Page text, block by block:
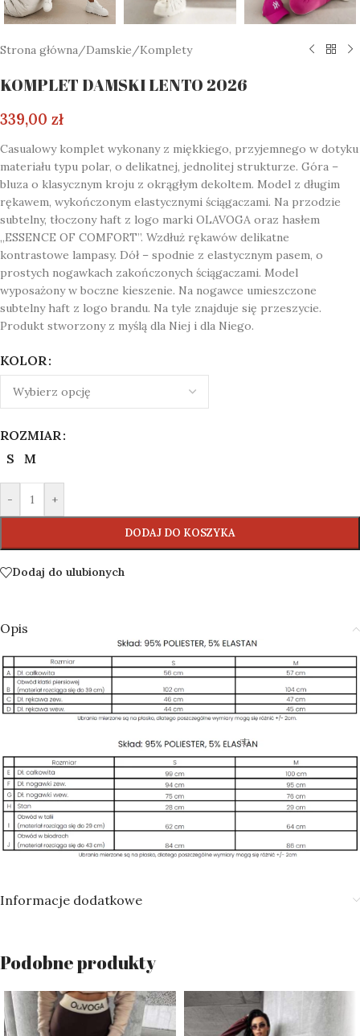
Strona główna/Damskie/Komplety
KOMPLET DAMSKI LENTO 2026
339,00 zł
Casualowy komplet wykonany z miękkiego, przyjemnego w dotyku
materiału typu polar, o delikatnej, jednolitej strukturze. Góra –
bluza o klasycznym kroju z okrągłym dekoltem. Model z długim
rękawem, wykończonym elastycznymi ściągaczami. Na przodzie
subtelny, tłoczony haft z logo marki OLAVOGA oraz hasłem
,,ESSENCE OF COMFORT”. Wzdłuż rękawów delikatne
kontrastowe lampasy. Dół – spodnie z elastycznym pasem, o
prostych nogawkach zakończonych ściągaczami. Model
wyposażony w boczne kieszenie. Na nogawce umieszczone
subtelny haft z logo brandu. Na tyle znajduje się przeszycie.
Produkt stworzony z myślą dla Niej i dla Niego.
KOLOR
ROZMIAR
S
M
- +
DODAJ DO KOSZYKA
Dodaj do ulubionych
Opis
Informacje dodatkowe
Podobne produkty